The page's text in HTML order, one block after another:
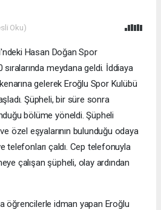
Oku)
Hasan Doğan Spor
meydana geldi. İddiaya
gelerek Eroğlu Spor Kulübü
Şüpheli, bir süre sonra
bölüme yöneldi. Şüpheli
özel eşyalarının bulunduğu odaya
telefonları çaldı. Cep telefonuyla
çalışan şüpheli, olay ardından
öğrencilerle idman yapan Eroğlu